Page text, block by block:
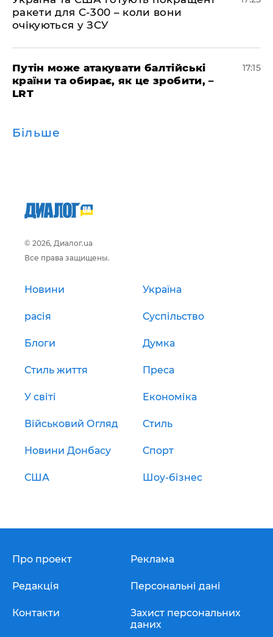
ракети для С-300 – коли вони
очікуються у ЗСУ
​Путін може атакувати балтійські
країни та обирає, як це зробити, –
LRT
17:15
Більше
© 2026, Диалог.ua
Все права защищены.
Новини Україна
расія Суспільство
Блоги Думка
Стиль життя Преса
У світі Економіка
Військовий Огляд Стиль
Новини Донбасу Спорт
США Шоу-бізнес
Про проект
Редакція
Контакти
Реклама
Персональні дані
Захист персональних
даних